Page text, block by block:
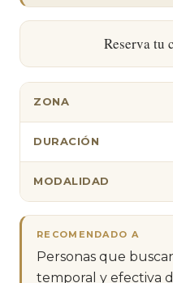
Reserva tu
ZONA
DURACIÓN
MODALIDAD
RECOMENDADO A
Personas que
temporal y efectiva